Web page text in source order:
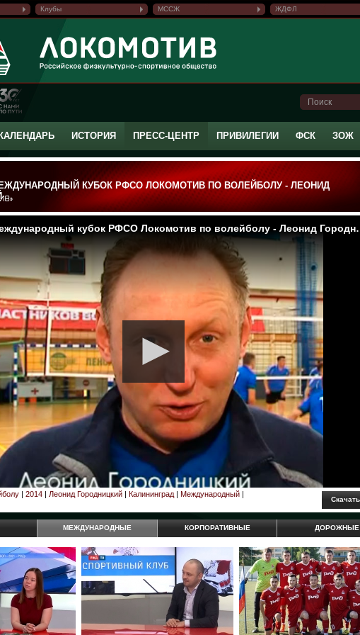
Клубы МССЖ ЖДФЛ
КАЛЕНДАРЬ ИСТОРИЯ ПРЕСС-ЦЕНТР ПРИВИЛЕГИИ ФСК ЗОЖ
КУБОК РФСО ЛОКОМОТИВ ПО ВОЛЕЙБОЛУ - ЛЕОНИД
| 2014 | Леонид Городницкий | Калининград | Международный |
МЕЖДУНАРОДНЫЕ КОРПОРАТИВНЫЕ ДОРОЖНЫЕ